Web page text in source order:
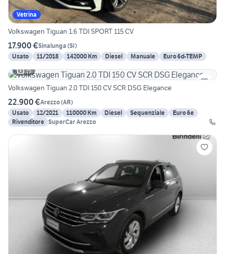
Vetrina
Volkswagen Tiguan 1.6 TDI SPORT 115 CV
17.900 €Sinalunga (SI)
Usato
11/2018 142000 Km Diesel Manuale
Euro 6d-TEMP
15
Volkswagen Tiguan 2.0 TDI 150 CV SCR DSG Elegance
22.900 €Arezzo(AR)
Usato
12/2021 110000 Km Diesel Sequenziale
Euro 6e
Rivenditore SuperCar Arezzo